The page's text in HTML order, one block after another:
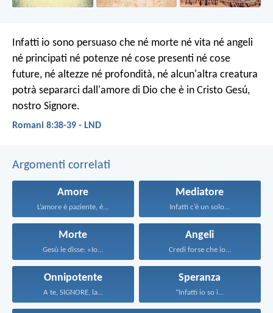
Infatti io sono persuaso che né morte né vita né angeli
né principati né potenze né cose presenti né cose
future, né altezze né profondità, né alcun'altra creatura
potrà separarci dall'amore di Dio che è in Cristo Gesú,
nostro Signore.
Romani 8:38-39 - LND
Argomenti correlati
Amore
L’amore è paziente, è...
Mediatore
Infatti c’è un solo...
Morte
Gesù le disse: «Io...
Angeli
Credi forse che io...
Onnipotente
A te, SIGNORE, la...
Speranza
“Infatti io so i...